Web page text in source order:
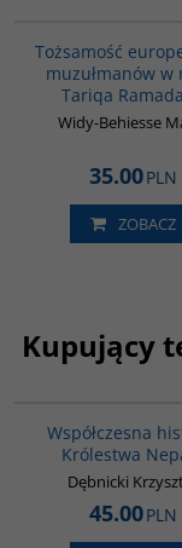
Tożsamość
muzułmanów w
Tariqa
Widy-Behiesse
35.00PLN
ZOBACZ
Kupujący
Współczesna
Królestwa
Dębnicki
45.00PLN